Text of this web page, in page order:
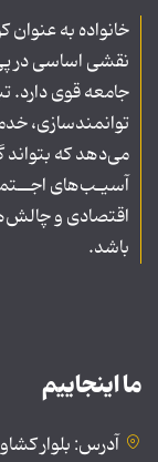
خانواده به
نقشی اساسی در
جامعه قوی دارد.
توانمندسازی،
می‌دهد که
آسیـب‌های
اقتصادی و
باشد.
ما اینجاییم
آدرس: بلوار